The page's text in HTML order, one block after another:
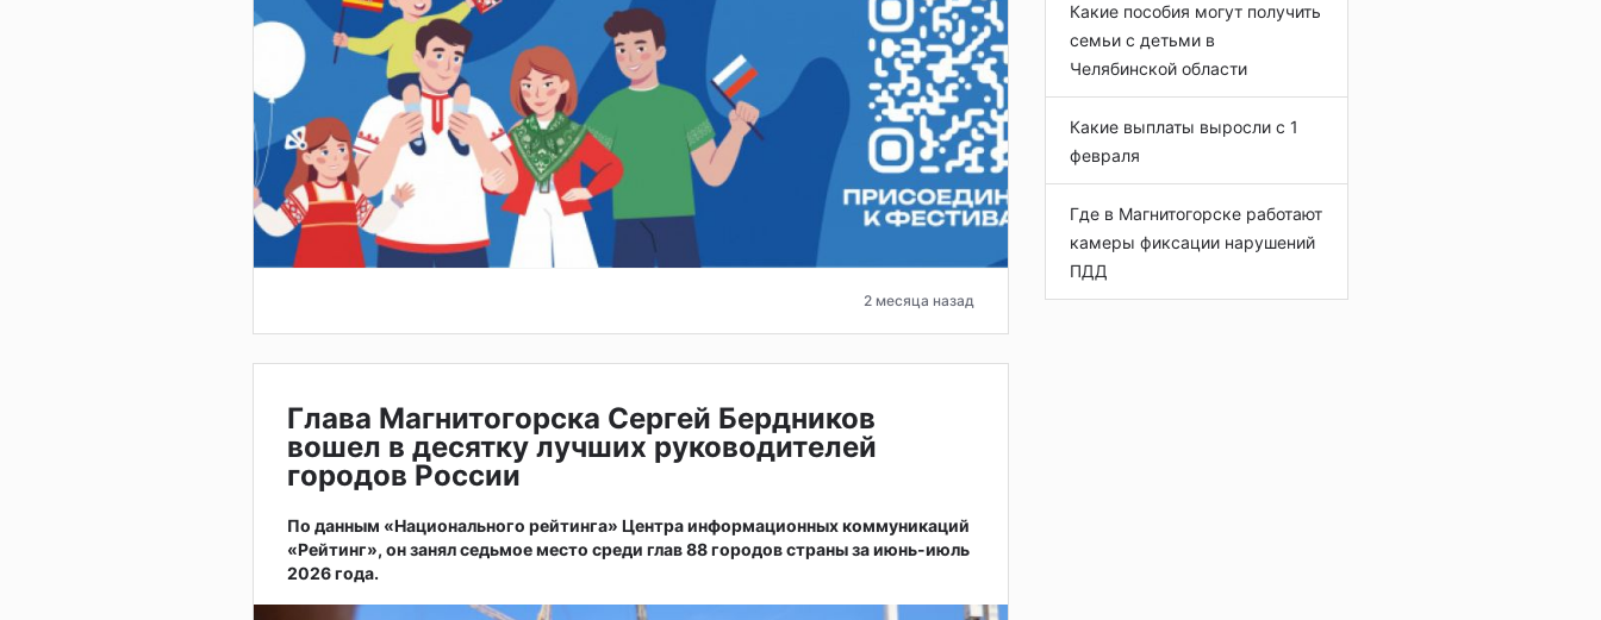
2 месяца назад
Глава Магнитогорска Сергей Бердников
вошел в десятку лучших руководителей
городов России
По данным «Национального рейтинга» Центра информационных коммуникаций
«Рейтинг», он занял седьмое место среди глав 88 городов страны за июнь-июль
2026 года.
Какие пособия могут получить
семьи с детьми в
Челябинской области
Какие выплаты выросли с 1
февраля
Где в Магнитогорске работают
камеры фиксации нарушений
ПДД